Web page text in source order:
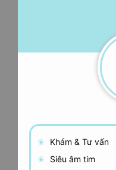
Khám & Tư vấn
Siêu âm tim